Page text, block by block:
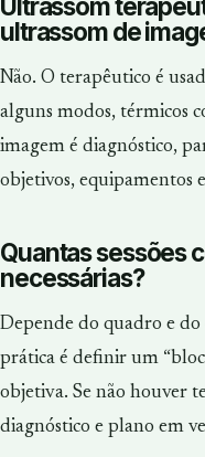
Ultrassom
ultrassom de
Não. O terapêutico é
alguns modos, térmicos
imagem é diagnóstico,
objetivos, equipamentos
Quantas sessões
necessárias?
Depende do quadro e
prática é definir um
objetiva. Se não houver
diagnóstico e plano em